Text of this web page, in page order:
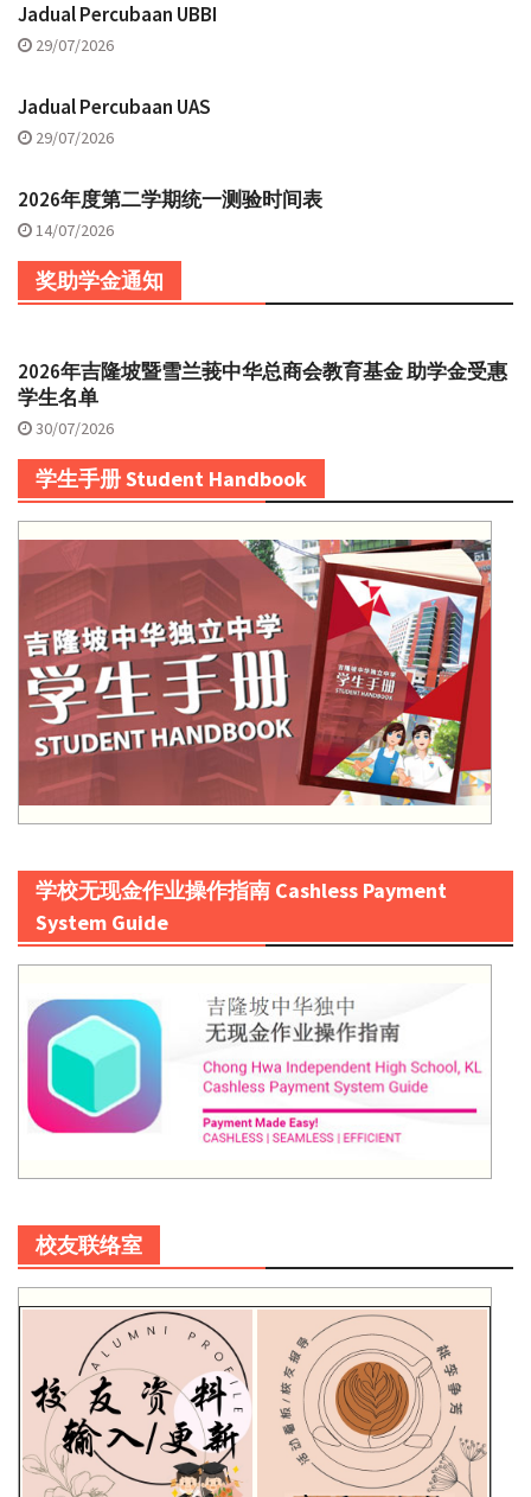
Jadual Percubaan UBBI
29/07/2026
Jadual Percubaan UAS
29/07/2026
2026年度第二学期统一测验时间表
14/07/2026
奖助学金通知
2026年吉隆坡暨雪兰莪中华总商会教育基金 助学金受惠
学生名单
30/07/2026
学生手册 Student Handbook
学校无现金作业操作指南 Cashless Payment
System Guide
校友联络室